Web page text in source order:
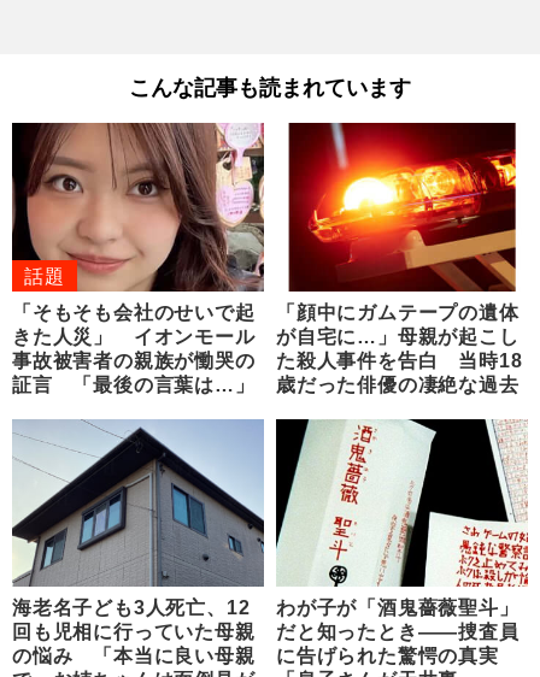
こんな記事も読まれています
話題
「そもそも会社のせいで起
きた人災」 イオンモール
事故被害者の親族が慟哭の
証言 「最後の言葉は…」
「顔中にガムテープの遺体
が自宅に…」母親が起こし
た殺人事件を告白 当時18
歳だった俳優の凄絶な過去
海老名子ども3人死亡、12
回も児相に行っていた母親
の悩み 「本当に良い母親
わが子が「酒鬼薔薇聖斗」
だと知ったとき――捜査員
に告げられた驚愕の真実